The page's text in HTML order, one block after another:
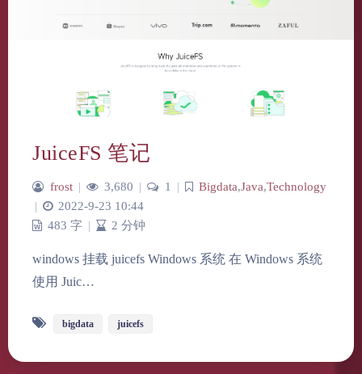
JuiceFS 笔记
frost | 3,680 | 1 | Bigdata,Java,Technology
|
2022-9-23 10:44
483 字 | 2 分钟
windows 挂载 juicefs Windows 系统​ 在 Windows 系统
使用 Juic…
bigdata juicefs